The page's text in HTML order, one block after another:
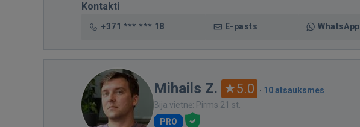
Kontakti
+371 *** *** 18 E-pasts WhatsApp
Mihails Z. 5.0 · 10 atsauksmes
Bija vietnē: Pirms 21 st.
PRO